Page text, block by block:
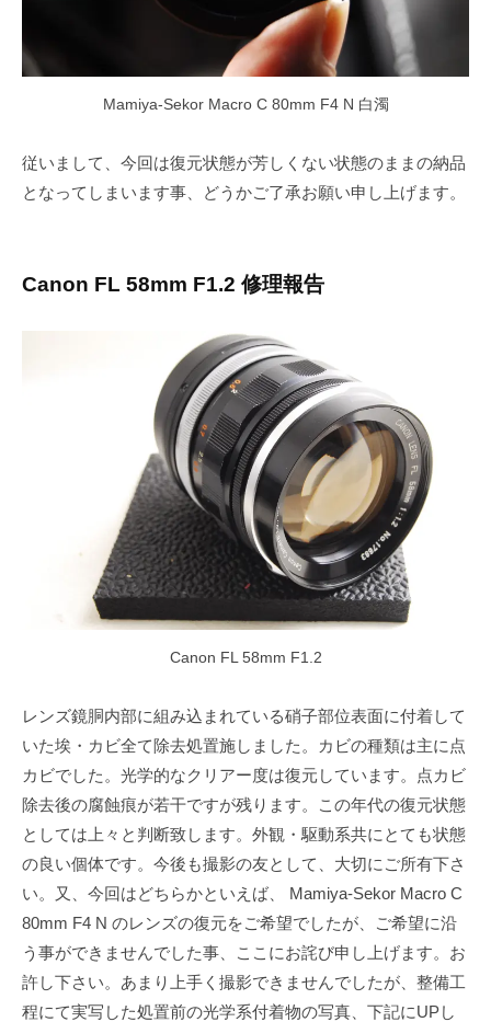
Mamiya-Sekor Macro C 80mm F4 N 白濁
従いまして、今回は復元状態が芳しくない状態のままの納品
となってしまいます事、どうかご了承お願い申し上げます。
Canon FL 58mm F1.2 修理報告
Canon FL 58mm F1.2
レンズ鏡胴内部に組み込まれている硝子部位表面に付着して
いた埃・カビ全て除去処置施しました。カビの種類は主に点
カビでした。光学的なクリアー度は復元しています。点カビ
除去後の腐蝕痕が若干ですが残ります。この年代の復元状態
としては上々と判断致します。外観・駆動系共にとても状態
の良い個体です。今後も撮影の友として、大切にご所有下さ
い。又、今回はどちらかといえば、 Mamiya-Sekor Macro C
80mm F4 N のレンズの復元をご希望でしたが、ご希望に沿
う事ができませんでした事、ここにお詫び申し上げます。お
許し下さい。あまり上手く撮影できませんでしたが、整備工
程にて実写した処置前の光学系付着物の写真、下記にUPし